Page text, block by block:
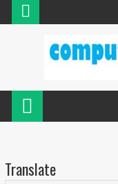
Translate